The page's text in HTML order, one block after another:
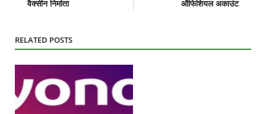
वैक्सीन निर्माता
ऑफिशियल अकाउंट
RELATED POSTS